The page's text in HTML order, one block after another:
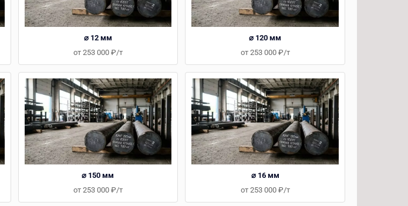
⌀ 12 мм
от 253 000 ₽/т
⌀ 120 мм
от 253 000 ₽/т
⌀ 150 мм
от 253 000 ₽/т
⌀ 16 мм
от 253 000 ₽/т